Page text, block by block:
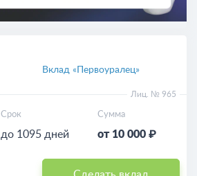
Вклад «Первоуралец»
Лиц. № 965
Срок
до 1095 дней
Сумма
от 10 000 ₽